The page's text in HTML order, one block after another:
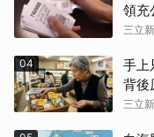
領
三立
04
手上
背後
三立